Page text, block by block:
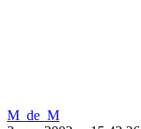
M_de_M